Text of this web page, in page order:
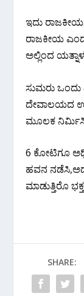
ಇದು
ರಾಜಕೀಯ ಎಂದ
ಅಲ್ಲಿಂದ
ಸುಮರು
ದೇವಾಲಯದ
ಮೂಲಕ
6 ಕೋಟಿಗೂ
ಹವನ
ಮಾಡುತ್ತಿರೊ
SHARE: